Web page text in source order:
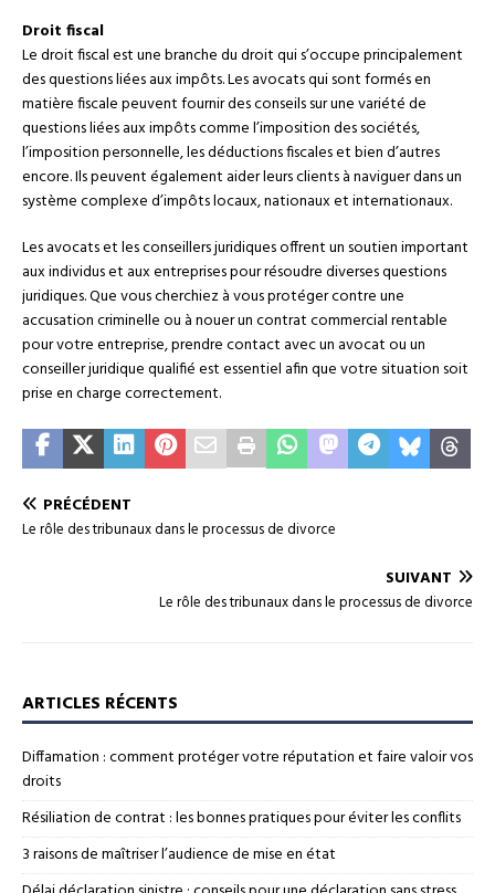
Droit fiscal
Le droit fiscal est une branche du droit qui s’occupe principalement
des questions liées aux impôts. Les avocats qui sont formés en
matière fiscale peuvent fournir des conseils sur une variété de
questions liées aux impôts comme l’imposition des sociétés,
l’imposition personnelle, les déductions fiscales et bien d’autres
encore. Ils peuvent également aider leurs clients à naviguer dans un
système complexe d’impôts locaux, nationaux et internationaux.
Les avocats et les conseillers juridiques offrent un soutien important
aux individus et aux entreprises pour résoudre diverses questions
juridiques. Que vous cherchiez à vous protéger contre une
accusation criminelle ou à nouer un contrat commercial rentable
pour votre entreprise, prendre contact avec un avocat ou un
conseiller juridique qualifié est essentiel afin que votre situation soit
prise en charge correctement.
PRÉCÉDENT
Le rôle des tribunaux dans le processus de divorce
SUIVANT
Le rôle des tribunaux dans le processus de divorce
ARTICLES RÉCENTS
Diffamation : comment protéger votre réputation et faire valoir vos
droits
Résiliation de contrat : les bonnes pratiques pour éviter les conflits
3 raisons de maîtriser l’audience de mise en état